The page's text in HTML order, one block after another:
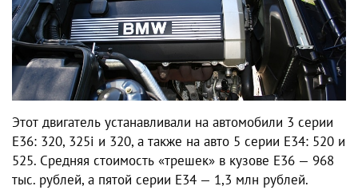
Этот двигатель устанавливали на автомобили 3 серии
Е36: 320, 325i и 320, а также на авто 5 серии Е34: 520 и
525. Средняя стоимость «трешек» в кузове Е36 — 968
тыс. рублей, а пятой серии Е34 — 1,3 млн рублей.